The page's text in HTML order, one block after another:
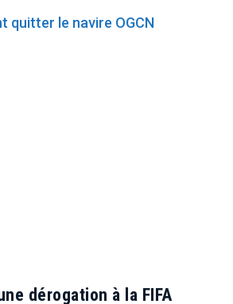
quitter le navire OGCN
dérogation à la FIFA